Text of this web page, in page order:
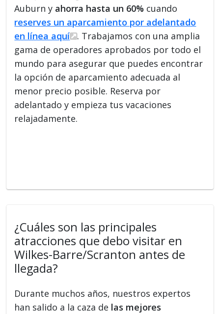
Auburn y ahorra hasta un 60% cuando
reserves un aparcamiento por adelantado
en línea aquí
. Trabajamos con una amplia
gama de operadores aprobados por todo el
mundo para asegurar que puedes encontrar
la opción de aparcamiento adecuada al
menor precio posible. Reserva por
adelantado y empieza tus vacaciones
relajadamente.
¿Cuáles son las principales
atracciones que debo visitar en
Wilkes-Barre/Scranton antes de
llegada?
Durante muchos años, nuestros expertos
han salido a la caza de las mejores